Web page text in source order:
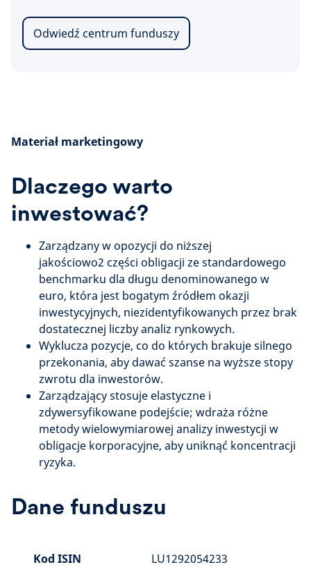
Odwiedź centrum funduszy
Materiał marketingowy
Dlaczego warto
inwestować?
Zarządzany w opozycji do niższej
jakościowo2 części obligacji ze standardowego
benchmarku dla długu denominowanego w
euro, która jest bogatym źródłem okazji
inwestycyjnych, niezidentyfikowanych przez brak
dostatecznej liczby analiz rynkowych.
Wyklucza pozycje, co do których brakuje silnego
przekonania, aby dawać szanse na wyższe stopy
zwrotu dla inwestorów.
Zarządzający stosuje elastyczne i
zdywersyfikowane podejście; wdraża różne
metody wielowymiarowej analizy inwestycji w
obligacje korporacyjne, aby uniknąć koncentracji
ryzyka.
Dane funduszu
Kod ISIN LU1292054233